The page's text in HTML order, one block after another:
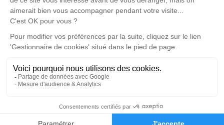
Alerte décès
Liens utiles
Publier un avis de décès
Signaler un abus/une erreur
Consultez nos offres d'emploi
Politique de traitement des données
Mentions légales